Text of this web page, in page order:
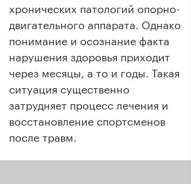
хронических патологий опорно-
двигательного аппарата. Однако
понимание и осознание факта
нарушения здоровья приходит
через месяцы, а то и годы. Такая
ситуация существенно
затрудняет процесс лечения и
восстановление спортсменов
после травм.